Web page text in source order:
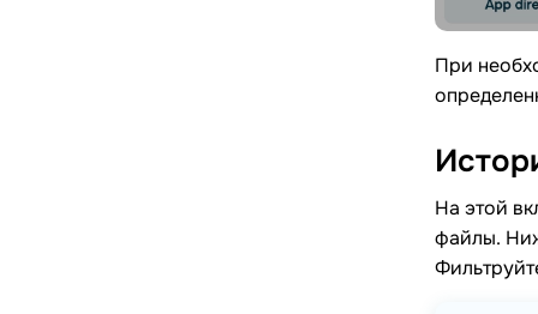
При
На этой
файлы.